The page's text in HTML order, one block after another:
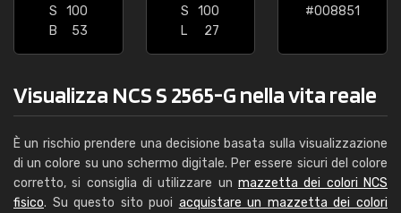
S
100
B
53
S
100
L
27
#008851
Visualizza NCS S 2565-G nella vita reale
È un rischio prendere una decisione basata sulla visualizzazione
di un colore su uno schermo digitale. Per essere sicuri del colore
corretto, si consiglia di utilizzare un mazzetta dei colori NCS
fisico. Su questo sito puoi acquistare un mazzetta dei colori